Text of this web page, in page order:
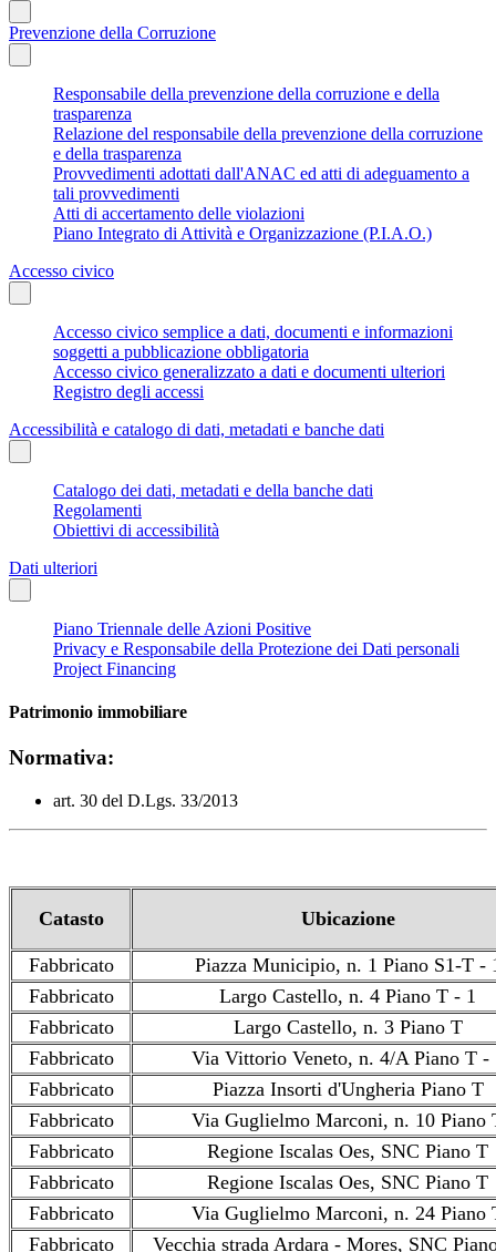
Prevenzione della Corruzione
Responsabile della prevenzione della corruzione e della
trasparenza
Relazione del responsabile della prevenzione della corruzione
e della trasparenza
Provvedimenti adottati dall'ANAC ed atti di adeguamento a
tali provvedimenti
Atti di accertamento delle violazioni
Piano Integrato di Attività e Organizzazione (P.I.A.O.)
Accesso civico
Accesso civico semplice a dati, documenti e informazioni
soggetti a pubblicazione obbligatoria
Accesso civico generalizzato a dati e documenti ulteriori
Registro degli accessi
Accessibilità e catalogo di dati, metadati e banche dati
Catalogo dei dati, metadati e della banche dati
Regolamenti
Obiettivi di accessibilità
Dati ulteriori
Piano Triennale delle Azioni Positive
Privacy e Responsabile della Protezione dei Dati personali
Project Financing
Patrimonio immobiliare
Normativa:
art. 30 del D.Lgs. 33/2013
Catasto Ubicazione
Fabbricato
Piazza Municipio, n. 1 Piano S1-T -
Fabbricato
Largo Castello, n. 4 Piano T - 1
Fabbricato
Largo Castello, n. 3 Piano T
Fabbricato
Via Vittorio Veneto, n. 4/A Piano T -
Fabbricato
Piazza Insorti d'Ungheria Piano T
Fabbricato
Via Guglielmo Marconi, n. 10 Piano
Fabbricato
Regione Iscalas Oes, SNC Piano T
Fabbricato
Regione Iscalas Oes, SNC Piano T
Fabbricato
Via Guglielmo Marconi, n. 24 Piano
Fabbricato
Vecchia strada Ardara - Mores, SNC